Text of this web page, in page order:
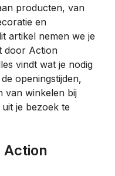
producten, van
en
artikel nemen we je
door Action
vindt wat je nodig
openingstijden,
van winkelen bij
je bezoek te